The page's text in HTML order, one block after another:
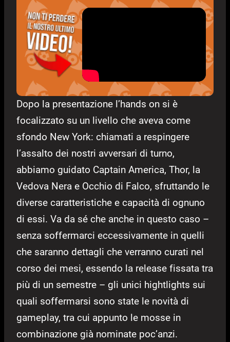
Dopo la presentazione l’hands on si è
focalizzato su un livello che aveva come
sfondo New York: chiamati a respingere
l’assalto dei nostri avversari di turno,
abbiamo guidato Captain America, Thor, la
Vedova Nera e Occhio di Falco, sfruttando le
diverse caratteristiche e capacità di ognuno
di essi. Va da sé che anche in questo caso –
senza soffermarci eccessivamente in quelli
che saranno dettagli che verranno curati nel
corso dei mesi, essendo la release fissata tra
più di un semestre – gli unici hightlights sui
quali soffermarsi sono state le novità di
gameplay, tra cui appunto le mosse in
combinazione già nominate poc’anzi.